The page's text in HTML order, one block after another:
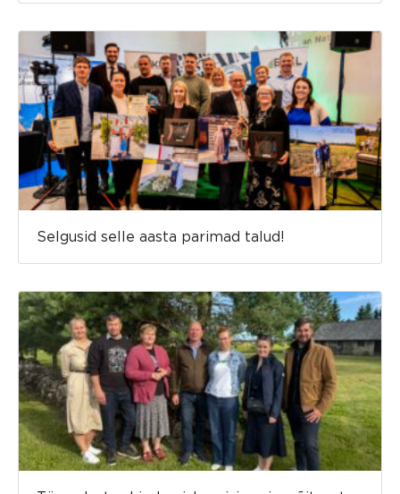
Selgusid selle aasta parimad talud!